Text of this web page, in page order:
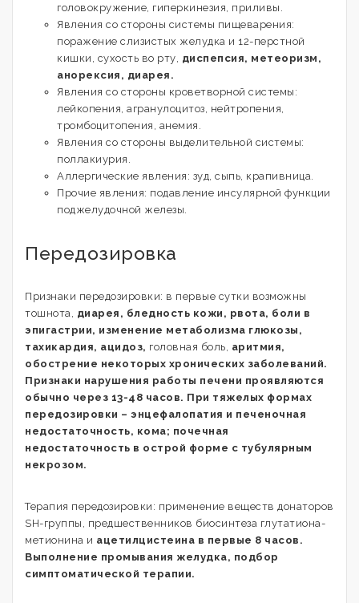
головокружение, гиперкинезия, приливы.
Явления со стороны системы пищеварения:
поражение слизистых желудка и 12-перстной
кишки, сухость во рту, диспепсия, метеоризм,
анорексия, диарея.
Явления со стороны кроветворной системы:
лейкопения, агранулоцитоз, нейтропения,
тромбоцитопения, анемия.
Явления со стороны выделительной системы:
поллакиурия.
Аллергические явления: зуд, сыпь, крапивница.
Прочие явления: подавление инсулярной функции
поджелудочной железы.
Передозировка
Признаки передозировки: в первые сутки возможны
тошнота, диарея, бледность кожи, рвота, боли в
эпигастрии, изменение метаболизма глюкозы,
тахикардия, ацидоз, головная боль, аритмия,
обострение некоторых хронических заболеваний.
Признаки нарушения работы печени проявляются
обычно через 13-48 часов. При тяжелых формах
передозировки – энцефалопатия и печеночная
недостаточность, кома; почечная
недостаточность в острой форме с тубулярным
некрозом.
Терапия передозировки: применение веществ донаторов
SH-группы, предшественников биосинтеза глутатиона-
метионина и ацетилцистеина в первые 8 часов.
Выполнение промывания желудка, подбор
симптоматической терапии.